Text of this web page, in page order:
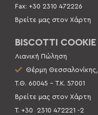
Fax: +30 2310 472226
Βρείτε μας στον Χάρτη
BISCOTTI COOKIE
Λιανική Πώληση
Θέρμη
Τ.Θ. 60045 – Τ.Κ. 57001
Βρείτε μας στον Χάρτη
Τ. +30
2310 472221 -2